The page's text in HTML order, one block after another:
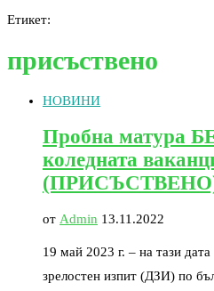
Етикет:
присъствено
НОВИНИ
Пробна матура
коледната
от Admin 13.11.2022
19 май 2023 г. – на тази
зрелостен изпит (ДЗИ) по